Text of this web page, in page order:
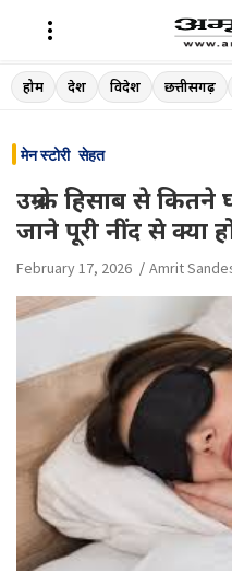
Skip
to
होम देश विदेश छत्तीसगढ़
मेन स्टोरी सेहत
उम्र के हिसाब से कितने
जाने पूरी नींद से क्या
February 17, 2026 Amrit